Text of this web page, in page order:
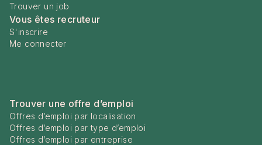
Trouver un job
Vous êtes recruteur
S'inscrire
Me connecter
Trouver une offre d’emploi
Offres d’emploi par localisation
Offres d’emploi par type d’emploi
Offres d’emploi par entreprise